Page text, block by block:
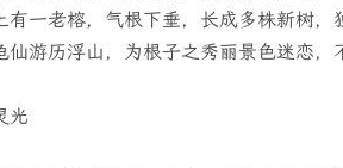
有一老榕，气根下垂，长成多株新树，
仙游历浮山，为根子之秀丽景色迷恋，
光